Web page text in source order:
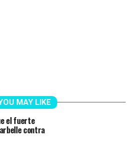
MAY LIKE
el fuerte
contra